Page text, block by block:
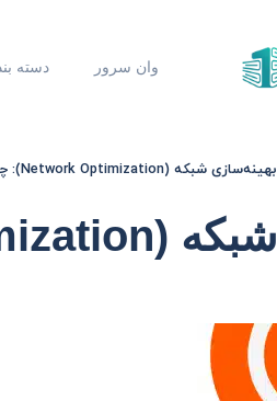
وان سرور دسته
بهینه‌سازی شبکه (Network Optimization): چگونه عملکرد شبکه را بهبود دهیم؟